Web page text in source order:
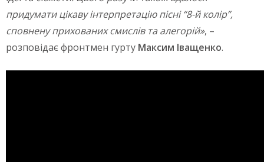
придумати цікаву інтерпретацію пісні “8-й колір”,
сповнену прихованих смислів та алегорій», –
розповідає фронтмен гурту Максим Іващенко.